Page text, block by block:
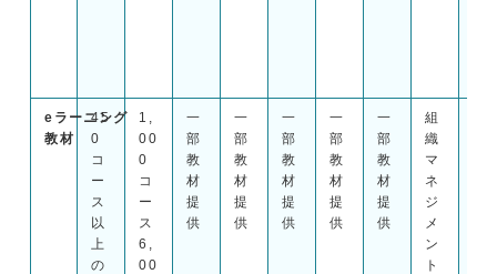
eラーニング
教材
45
0
コ
ー
ス
以
上
の
1,
00
0
コ
ー
ス
6,
00
一
部
教
材
提
供
一
部
教
材
提
供
一
部
教
材
提
供
一
部
教
材
提
供
一
部
教
材
提
供
組
織
マ
ネ
ジ
メ
ン
ト